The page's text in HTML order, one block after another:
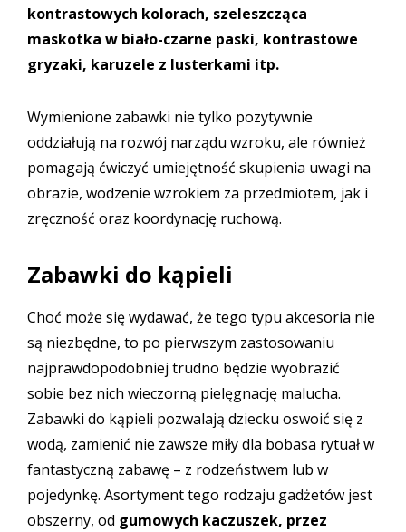
kontrastowych kolorach, szeleszcząca
maskotka w biało-czarne paski, kontrastowe
gryzaki, karuzele z lusterkami itp.
Wymienione zabawki nie tylko pozytywnie
oddziałują na rozwój narządu wzroku, ale również
pomagają ćwiczyć umiejętność skupienia uwagi na
obrazie, wodzenie wzrokiem za przedmiotem, jak i
zręczność oraz koordynację ruchową.
Zabawki do kąpieli
Choć może się wydawać, że tego typu akcesoria nie
są niezbędne, to po pierwszym zastosowaniu
najprawdopodobniej trudno będzie wyobrazić
sobie bez nich wieczorną pielęgnację malucha.
Zabawki do kąpieli pozwalają dziecku oswoić się z
wodą, zamienić nie zawsze miły dla bobasa rytuał w
fantastyczną zabawę – z rodzeństwem lub w
pojedynkę. Asortyment tego rodzaju gadżetów jest
obszerny, od gumowych kaczuszek, przez